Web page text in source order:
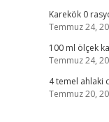
Karekök 0
Temmuz 24,
100 ml ölçek
Temmuz 24,
4 temel ahlaki
Temmuz 20,